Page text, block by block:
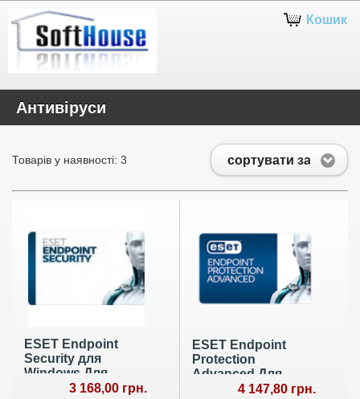
Кошик
Антивіруси
сортувати за
Товарів у наявності: 3
ESET Endpoint
Security для
Windows Для
пільгових3 168,00 грн.
ESET Endpoint
Protection
Advanced Для
пільгових4 147,80 грн.